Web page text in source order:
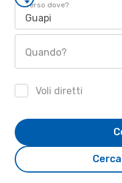
Verso dove?
Guapi
Quando?
Voli diretti